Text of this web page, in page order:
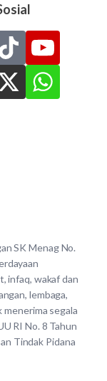
SK Menag No.
infaq, wakaf dan
lembaga,
menerima segala
RI No. 8 Tahun
Tindak Pidana